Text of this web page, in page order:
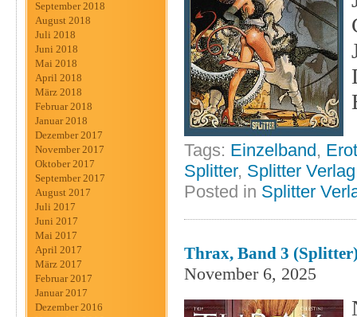
September 2018
August 2018
Juli 2018
Juni 2018
Mai 2018
April 2018
März 2018
Februar 2018
Januar 2018
Dezember 2017
November 2017
Oktober 2017
September 2017
August 2017
Juli 2017
Juni 2017
Mai 2017
April 2017
März 2017
Februar 2017
Januar 2017
Dezember 2016
Tags: Einzelband,
Splitter, Splitter Verlag
Posted in Splitter
Thrax, Band 3
November 6, 2025